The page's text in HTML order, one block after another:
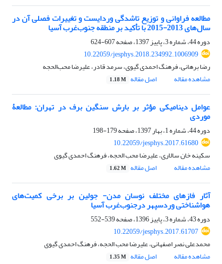
مطالعه فراوانی و توزیع تاشدگی‌ وردایست و تغییرات فصلی آن در
سال‌های 2013-2015 با تأکید بر منطقه جنوب‌غرب آسیا
دوره 44، شماره 3، پاییز 1397، صفحه
607-624
10.22059/jesphys.2018.234992.1006909
رضا برهانی، فرهنگ احمدی گیوی، سرمد قادر، علیرضا محب‌الحجه
مشاهده مقاله
اصل مقاله 1.18 M
عوامل دینامیکی مؤثر بر بارش سنگین برف در تهران: مطالعۀ
موردی
دوره 44، شماره 1، بهار 1397، صفحه
179-198
10.22059/jesphys.2017.61680
سکینه خان سالاری، علیرضا محب الحجه، فرهنگ احمدی گیوی
مشاهده مقاله
اصل مقاله 1.62 M
آثار فازهای مختلف نوسان مدن- جولین بر برخی کمیت‌های
هواشناختی وردسپهر درجنوب‌غرب آسیا
دوره 43، شماره 3، پاییز 1396، صفحه
539-552
10.22059/jesphys.2017.61707
محمدعلی نصر اصفهانی، علیرضا محب الحجه، فرهنگ احمدی گیوی
مشاهده مقاله
اصل مقاله 1.35 M